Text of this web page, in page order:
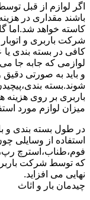
اگر لوازم از قبل
باشند مقداری در
کاسته خواهد شد.اما
شرکت باربری و
کافی در بسته بندی
لوازمی که جابه جا
و باید به صورتی
شوند.بسته
باربری بر روی هزینه
میزان لوازم مورد
در طول بسته بندی و
استفاده از وسایلی
فوم،طناب،استرچ
که توسط شرکت
نهایی می افزاید.
چیدمان بار و اثاث